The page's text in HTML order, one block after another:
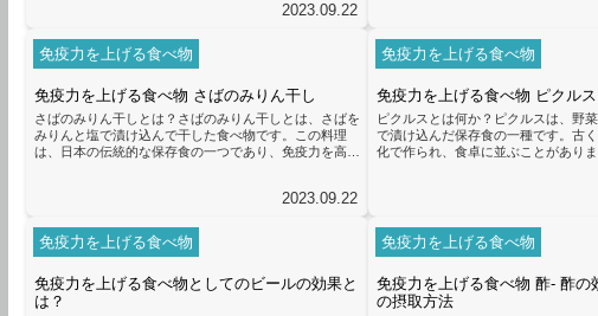
を高める効果があると言われています。その主な理由
内環境を整え、免疫力を向上させる効果があります。ま
た、食物繊維は腸内の善玉菌のエサとなり、腸内環境を
タクアンにはビタミンCやビタミンK...
2023.09.22
取れた食事が欠かせません。食事は
提供します。特に、ビタミンC、ビタ
レンなどの栄養素は免疫機能をサポ
免疫力を上げる食べ物
免疫力を上げる食べ物 さばのみりん干し
さばのみりん干しとは？さばのみりん干しとは、さばを
みりんと塩で漬け込んで干した食べ物です。この料理
は、日本の伝統的な保存食の一つであり、免疫力を高め
含まれています。まず、さば自体がオメガ-3脂肪酸やタ
栄養素は、免疫システムの正常な機能をサポートし、炎
症を抑える効果もあります。さばのみりん干しにはさら
2023.09.22
免疫力を上げる食べ物
免疫力を上げる食べ物 ピクルス
ピクルスとは何か？ピクルスは、野
で漬け込んだ保存食の一種です。古
化で作られ、食卓に並ぶことがありま
高める効果があると言われています
ためです。酢には抗菌作用があり、
ウイルスと戦うのに役立ちます。ま
免疫力を上げる食べ物
免疫力を上げる食べ物としてのビールの効果と
は？
免疫力を上げる食べ物
免疫力を上げる食べ物 酢- 酢の
の摂取方法